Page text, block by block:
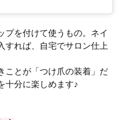
プを付けて使うもの。ネイ
すれば、自宅でサロン仕上
ことが「つけ爪の装着」だ
十分に楽しめます♪